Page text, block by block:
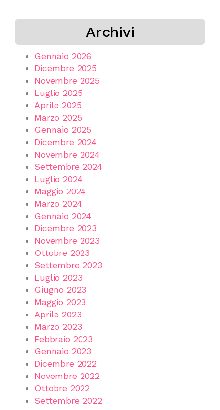
Archivi
Gennaio 2026
Dicembre 2025
Novembre 2025
Luglio 2025
Aprile 2025
Marzo 2025
Gennaio 2025
Dicembre 2024
Novembre 2024
Settembre 2024
Luglio 2024
Maggio 2024
Marzo 2024
Gennaio 2024
Dicembre 2023
Novembre 2023
Ottobre 2023
Settembre 2023
Luglio 2023
Giugno 2023
Maggio 2023
Aprile 2023
Marzo 2023
Febbraio 2023
Gennaio 2023
Dicembre 2022
Novembre 2022
Ottobre 2022
Settembre 2022